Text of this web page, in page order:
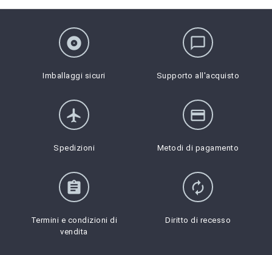
album
Imballaggi sicuri
chat_bubble_outline
Supporto all'acquisto
flight
Spedizioni
credit_card
Metodi di pagamento
assignment
Termini e condizioni di
vendita
autorenew
Diritto di recesso